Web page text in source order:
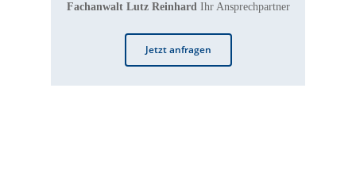
Fachanwalt Lutz ReinhardIhr Ansprechpartner
Jetzt anfragen